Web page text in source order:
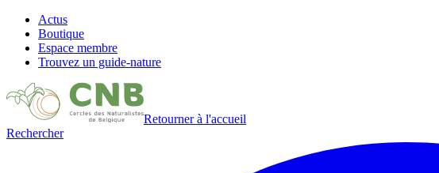
Actus
Boutique
Espace membre
Trouvez un guide-nature
Retourner à l'accueil
Rechercher